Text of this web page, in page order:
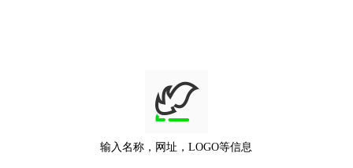
输入名称，网址，LOGO等信息